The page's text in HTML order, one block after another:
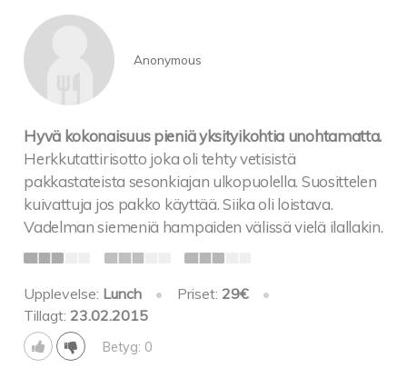
Anonymous
Hyvä kokonaisuus pieniä yksityikohtia unohtamatta.
Herkkutattirisotto joka oli tehty vetisistä
pakkastateista sesonkiajan ulkopuolella. Suosittelen
kuivattuja jos pakko käyttää. Siika oli loistava.
Vadelman siemeniä hampaiden välissä vielä ilallakin.
Upplevelse: Lunch • Priset: 29€
•
Tillagt: 23.02.2015
Betyg: 0